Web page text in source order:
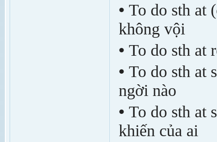
• To do sth at
không vội
• To do sth at
• To do sth at
ng­ời nào
• To do sth at
khiến của ai